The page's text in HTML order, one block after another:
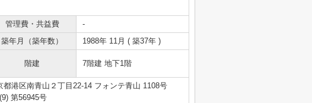
管理費・共益費
-
築年月（築年数） 1988年 11月 ( 築37年 )
階建 7階建 地下1階
都港区南青山２丁目22-14 フォンテ青山 1108号
第56945号